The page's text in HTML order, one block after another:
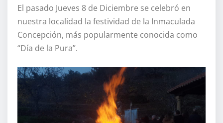
El pasado Jueves 8 de Diciembre se celebró en
nuestra localidad la festividad de la Inmaculada
Concepción, más popularmente conocida como
“Día de la Pura”.